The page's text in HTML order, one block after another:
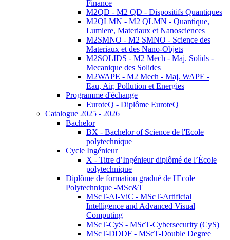
Finance
M2QD - M2 QD - Dispositifs Quantiques
M2QLMN - M2 QLMN - Quantique,
Lumiere, Materiaux et Nanosciences
M2SMNO - M2 SMNO - Science des
Materiaux et des Nano-Objets
M2SOLIDS - M2 Mech - Maj. Solids -
Mecanique des Solides
M2WAPE - M2 Mech - Maj. WAPE -
Eau, Air, Pollution et Energies
Programme d'échange
EuroteQ - Diplôme EuroteQ
Catalogue 2025 - 2026
Bachelor
BX - Bachelor of Science de l'Ecole
polytechnique
Cycle Ingénieur
X - Titre d’Ingénieur diplômé de l’École
polytechnique
Diplôme de formation gradué de l'Ecole
Polytechnique -MSc&T
MScT-AI-ViC - MScT-Artificial
Intelligence and Advanced Visual
Computing
MScT-CyS - MScT-Cybersecurity (CyS)
MScT-DDDF - MScT-Double Degree